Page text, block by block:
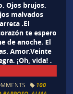
Ojos brujos.
malvados
.El
te espero
de anoche. El
Amor.Veinte
¡Oh, vida! .
100